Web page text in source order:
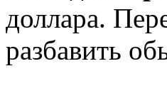
доллара.
разбавить